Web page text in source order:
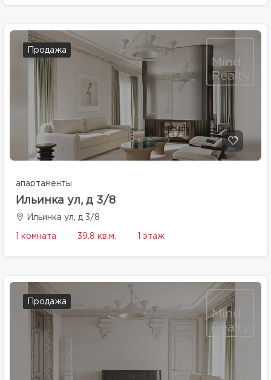
Продажа
апартаменты
Ильинка ул, д 3/8
Ильинка ул, д 3/8
1 комната 39.8 кв.м. 1 этаж
Продажа